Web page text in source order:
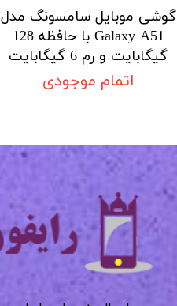
گوشی موبایل سامسونگ مدل
Galaxy A51 با حافظه 128
گیگابایت و رم 6 گیگابایت
اتمام موجودی
​​​​​​​